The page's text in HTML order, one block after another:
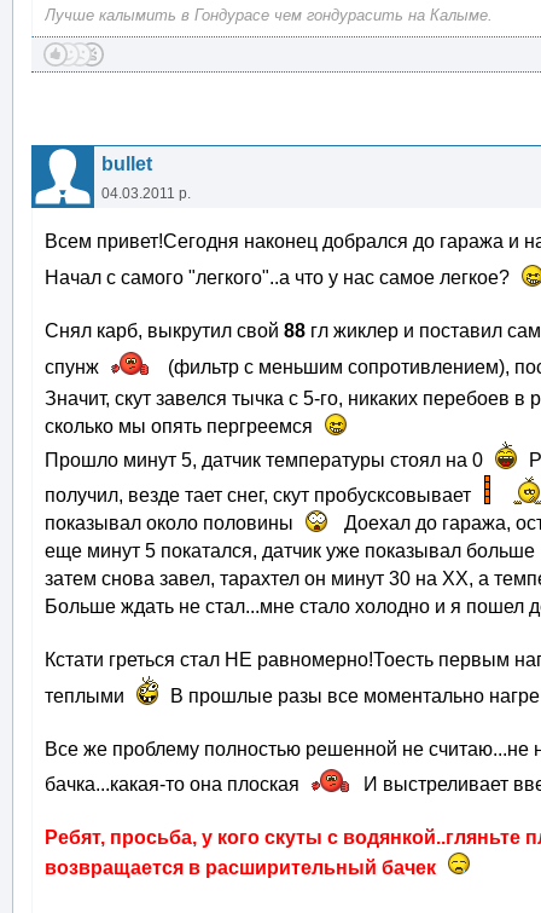
Лучше калымить в Гондурасе чем гондурасить на Калыме.
bullet
04.03.2011 р.
Всем привет!Сегодня наконец добрался до гаража и
Начал с самого "легкого"..а что у нас самое легкое?
Снял карб, выкрутил свой 88 гл жиклер и поставил
спунж
(фильтр с меньшим сопротивлением),
Значит, скут завелся тычка с 5-го, никаких перебоев
сколько мы опять пергреемся
Прошло минут 5, датчик температуры стоял на 0
получил, везде тает снег, скут пробусксовывает
показывал около половины
Доехал до гаража,
еще минут 5 покатался, датчик уже показывал
затем снова завел, тарахтел он минут 30 на ХХ, а
Больше ждать не стал...мне стало холодно и я пошел
Кстати греться стал НЕ равномерно!Тоесть первым
теплыми
В прошлые разы все моментально
Все же проблему полностью решенной не считаю...не
бачка...какая-то она плоская
И выстреливает
Ребят, просьба, у кого скуты с
возвращается в расширительный бачек